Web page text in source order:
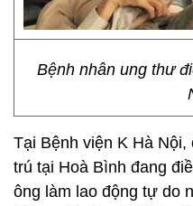
Bệnh nhân ung thư
Tại Bệnh viện K Hà
trú tại Hoà Bình đang
ông làm lao động tự do